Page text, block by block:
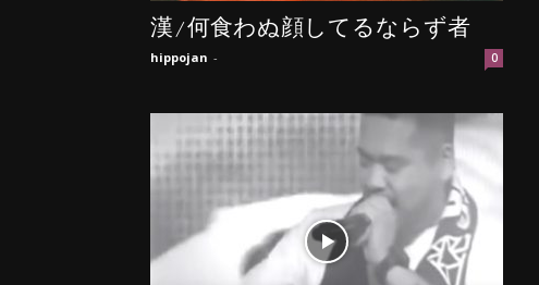
漢/何食わぬ顔してるならず者
hippojan - 0